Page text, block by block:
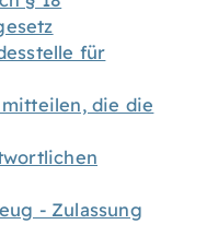
für
die die
- Zulassung